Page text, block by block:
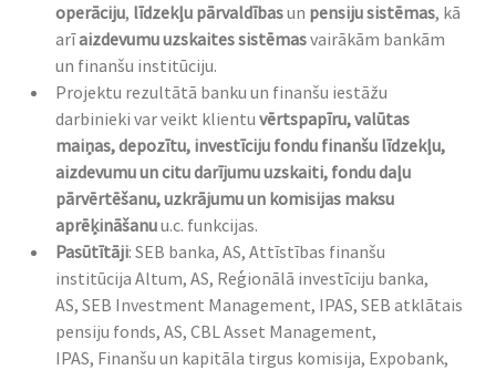
operāciju, līdzekļu pārvaldībasun pensiju sistēmas, kā
arīaizdevumu uzskaites sistēmasvairākām bankām
un finanšu institūciju.
Projektu rezultātā banku un finanšu iestāžu
darbinieki var veikt klientu vērtspapīru, valūtas
maiņas, depozītu, investīciju fondu finanšu līdzekļu,
aizdevumu un citu darījumu uzskaiti, fondu daļu
pārvērtēšanu, uzkrājumu un komisijas maksu
aprēķināšanuu.c. funkcijas.
Pasūtītāji: SEB banka, AS, Attīstības finanšu
institūcija Altum, AS, Reģionālā investīciju banka,
AS, SEB Investment Management, IPAS, SEB atklātais
pensiju fonds, AS, CBL Asset Management,
IPAS, Finanšu un kapitāla tirgus komisija, Expobank,